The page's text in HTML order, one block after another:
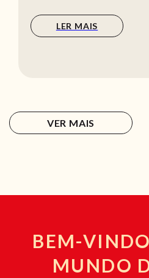
LER MAIS
VER MAIS
BEM-
MUNDO